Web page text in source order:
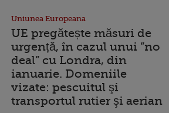
Uniunea Europeana
UE pregătește măsuri de
urgență, în cazul unui ”no
deal” cu Londra, din
ianuarie. Domeniile
vizate: pescuitul şi
transportul rutier şi aerian